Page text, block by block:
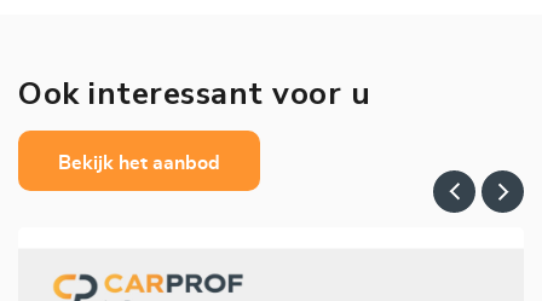
Ook interessant voor u
Bekijk het aanbod